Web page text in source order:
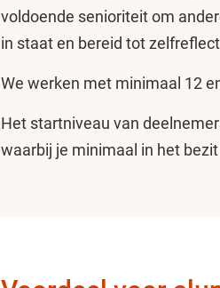
voldoende senioriteit om
in staat en bereid tot
We werken met minimaal 12
Het startniveau van
waarbij je minimaal in het